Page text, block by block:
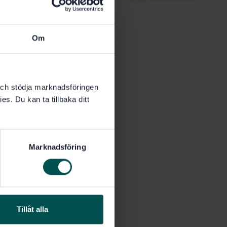
Om
stödja marknadsföringen
Du kan ta tillbaka ditt
Marknadsföring
Tillåt alla
oavsett
kräva